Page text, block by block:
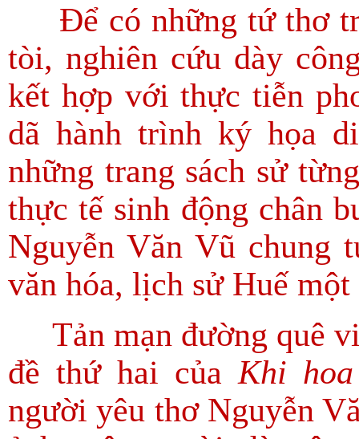
Để có những tứ thơ
tòi, nghiên cứu dày
kết hợp với thực tiễn
dã hành trình ký họa
những trang sách sử
thực tế sinh động chân
Nguyễn Văn Vũ chung
văn hóa, lịch sử Huế
Tản mạn đường quê
đề thứ hai củaKhi
người yêu thơ Nguyễn